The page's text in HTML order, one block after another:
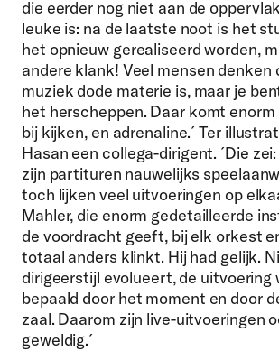
die eerder nog niet aan de
leuke is: na de laatste noot is het
het opnieuw gerealiseerd worden,
andere klank! Veel mensen denken
muziek dode materie is, maar je
het herscheppen. Daar komt
bij kijken, en adrenaline.´Ter
Hasan een collega-dirigent. ´Die
zijn partituren nauwelijks
toch lijken veel uitvoeringen op
Mahler, die enorm gedetailleerde
de voordracht geeft, bij elk orkest
totaal anders klinkt. Hij had gelijk.
dirigeerstijl evolueert, de uitvoering
bepaald door het moment en door
zaal. Daarom zijn live-uitvoeringen
geweldig.´